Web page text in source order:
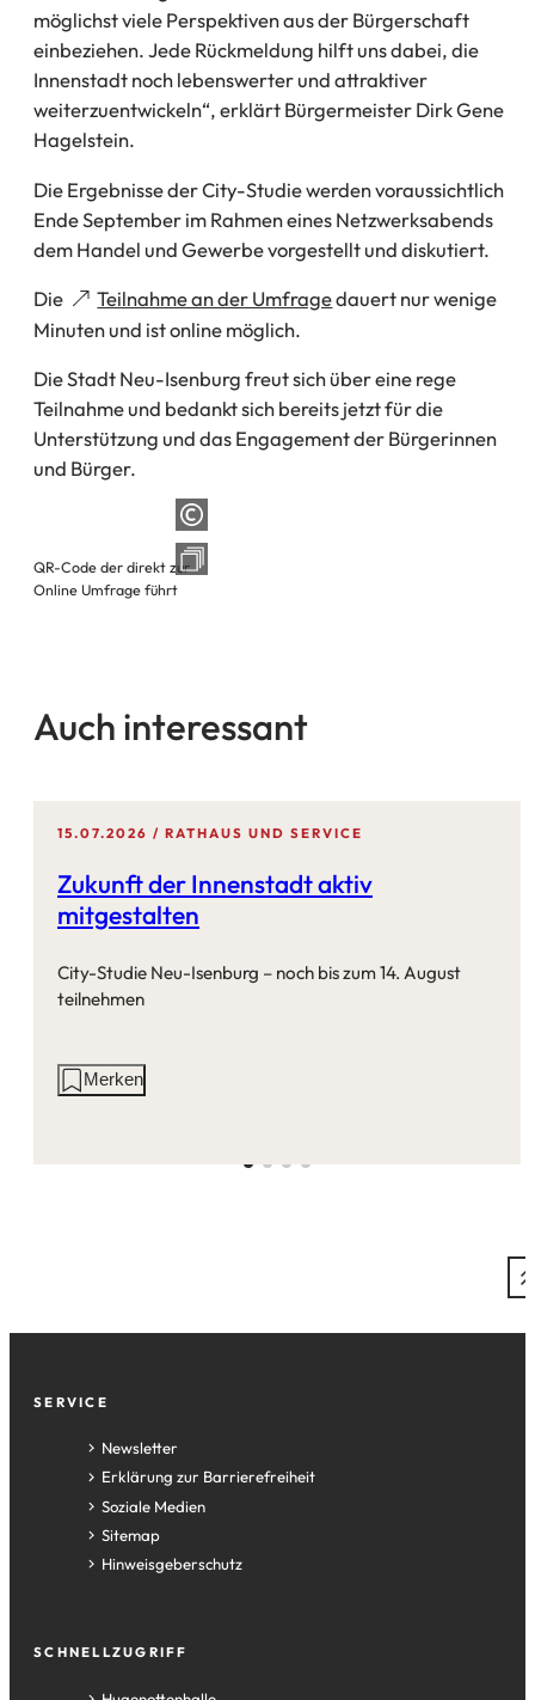
möglichst viele Perspektiven aus der Bürgerschaft
einbeziehen. Jede Rückmeldung hilft uns dabei, die
Innenstadt noch lebenswerter und attraktiver
weiterzuentwickeln“, erklärt Bürgermeister Dirk Gene
Hagelstein.
Die Ergebnisse der City-Studie werden voraussichtlich
Ende September im Rahmen eines Netzwerksabends
dem Handel und Gewerbe vorgestellt und diskutiert.
Die
Teilnahme an der Umfrage
(Öffnet
neuen
Tab)
dauert nur wenige
Minuten und ist online möglich.
Die Stadt Neu-Isenburg freut sich über eine rege
Teilnahme und bedankt sich bereits jetzt für die
Unterstützung und das Engagement der Bürgerinnen
und Bürger.
QR-Code der direkt zur
Online Umfrage führt
Auch interessant
15.07.2026 RATHAUS UND SERVICE
Zukunft der Innenstadt aktiv
mitgestalten
City-Studie Neu-Isenburg – noch bis zum 14. August
teilnehmen
AktionenMerken
Fußzeile
SERVICE
Newsletter
Erklärung zur Barrierefreiheit
Soziale Medien
Sitemap
Hinweisgeberschutz
SCHNELLZUGRIFF